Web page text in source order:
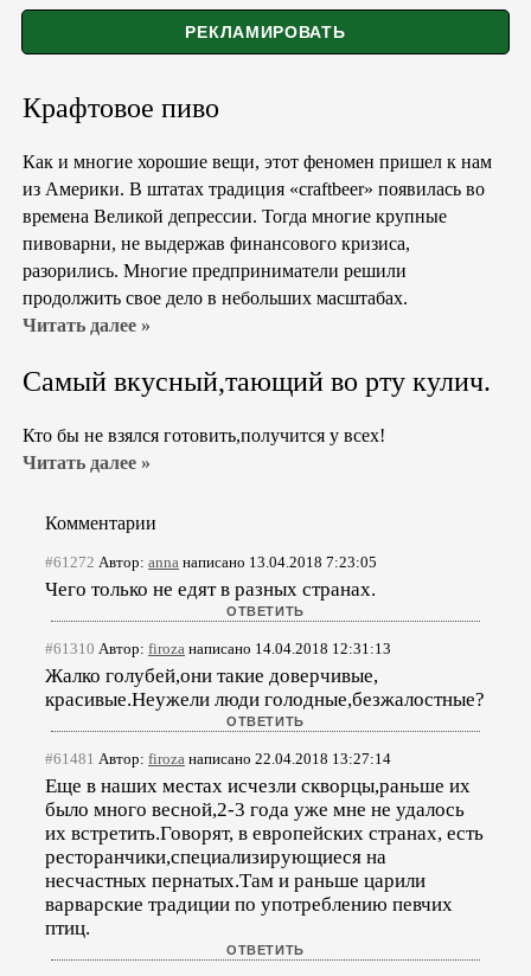
Крафтовое пиво
Как и многие хорошие вещи, этот феномен пришел к нам
из Америки. В штатах традиция «craftbeer» появилась во
времена Великой депрессии. Тогда многие крупные
пивоварни, не выдержав финансового кризиса,
разорились. Многие предприниматели решили
продолжить свое дело в небольших масштабах.
Читать далее »
Самый вкусный,тающий во рту кулич.
Кто бы не взялся готовить,получится у всех!
Читать далее »
Комментарии
#61272 Автор: anna написано 13.04.2018 7:23:05
Чего только не едят в разных странах.
#61310 Автор: firoza написано 14.04.2018 12:31:13
Жалко голубей,они такие доверчивые,
красивые.Неужели люди голодные,безжалостные?
#61481 Автор: firoza написано 22.04.2018 13:27:14
Еще в наших местах исчезли скворцы,раньше их
было много весной,2-3 года уже мне не удалось
их встретить.Говорят, в европейских странах, есть
ресторанчики,специализирующиеся на
несчастных пернатых.Там и раньше царили
варварские традиции по употреблению певчих
птиц.